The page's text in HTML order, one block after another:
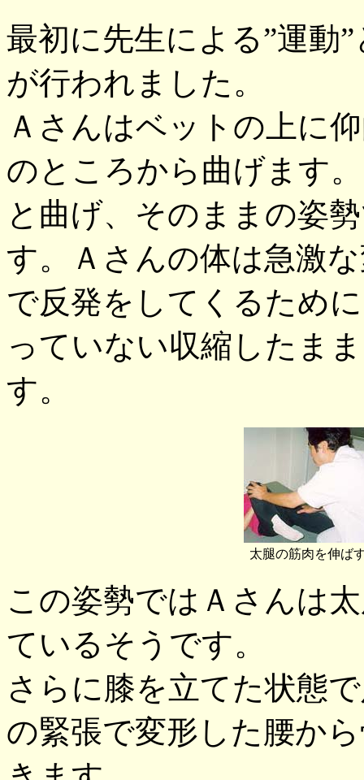
最初に先生による”運動
が行われました。
Ａさんはベットの上に
のところから曲げます
と曲げ、そのままの姿
す。Ａさんの体は急激
で反発をしてくるため
っていない収縮したま
す。
太腿の筋肉を伸ば
この姿勢ではＡさんは
ているそうです。
さらに膝を立てた状態
の緊張で変形した腰か